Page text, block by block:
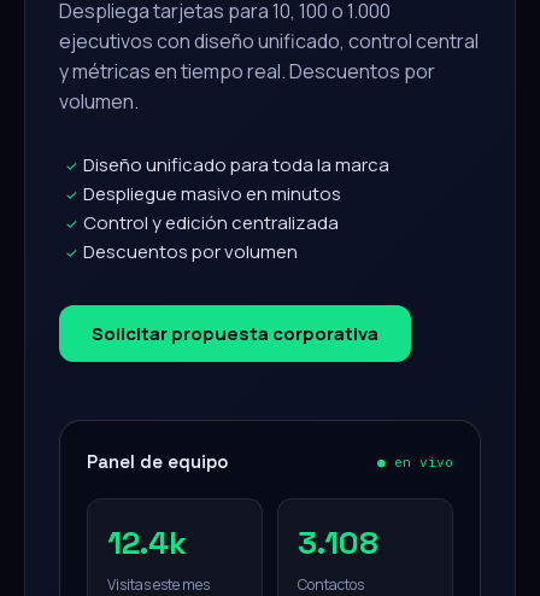
Despliega tarjetas para 10, 100 o 1.000
ejecutivos con diseño unificado, control central
y métricas en tiempo real. Descuentos por
volumen.
✓ Diseño unificado para toda la marca
✓ Despliegue masivo en minutos
✓ Control y edición centralizada
✓ Descuentos por volumen
Solicitar propuesta corporativa
Panel de equipo ● en vivo
12.4k
Visitas este mes
3.108
Contactos